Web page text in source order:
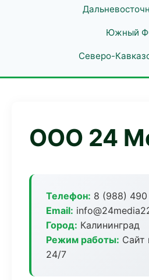
Южный
Северо-
ООО 24
Телефон: 8 (988) 490
Email:
Город: Калининград
Режим работы: Сайт
24/7